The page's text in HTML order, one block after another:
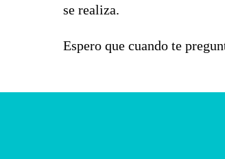
se realiza.
Espero que cuando te